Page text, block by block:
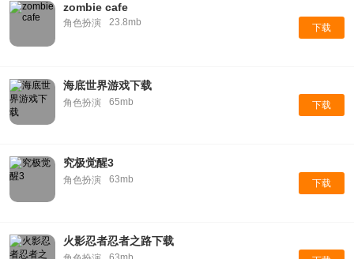
zombie cafe
角色扮演 23.8mb 下载
海底世界游戏下载
角色扮演 65mb 下载
究极觉醒3
角色扮演 63mb 下载
火影忍者忍者之路下载